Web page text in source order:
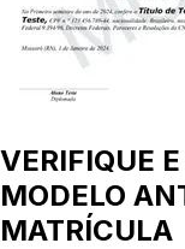
VERIFIQUE
MODELO
MATRÍCULA